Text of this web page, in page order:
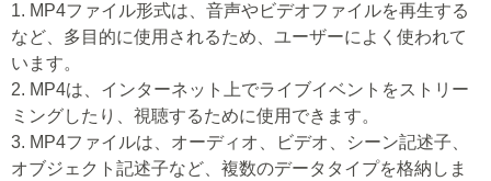
1. MP4ファイル形式は、音声やビデオファイルを再生する
など、多目的に使用されるため、ユーザーによく使われて
います。
2. MP4は、インターネット上でライブイベントをストリー
ミングしたり、視聴するために使用できます。
3. MP4ファイルは、オーディオ、ビデオ、シーン記述子、
オブジェクト記述子など、複数のデータタイプを格納しま